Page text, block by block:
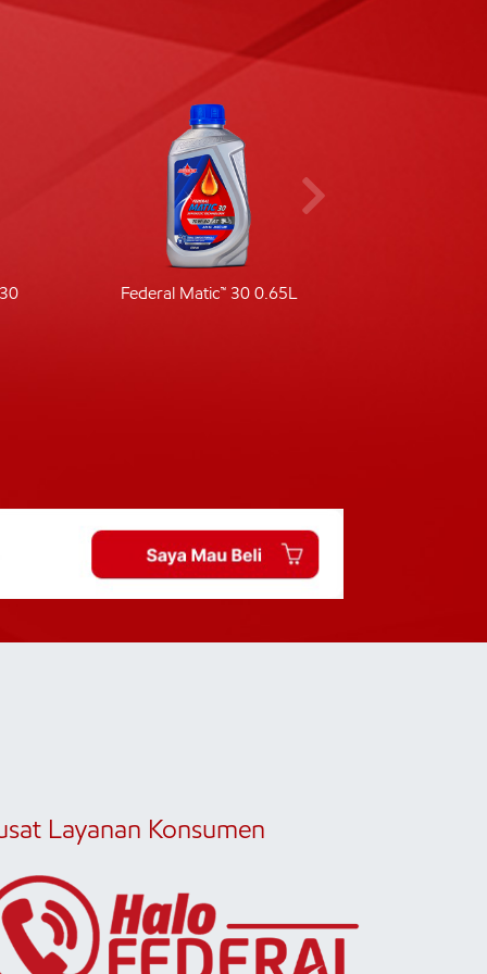
Federal Matic™ 30 0.65L
Layanan Konsumen